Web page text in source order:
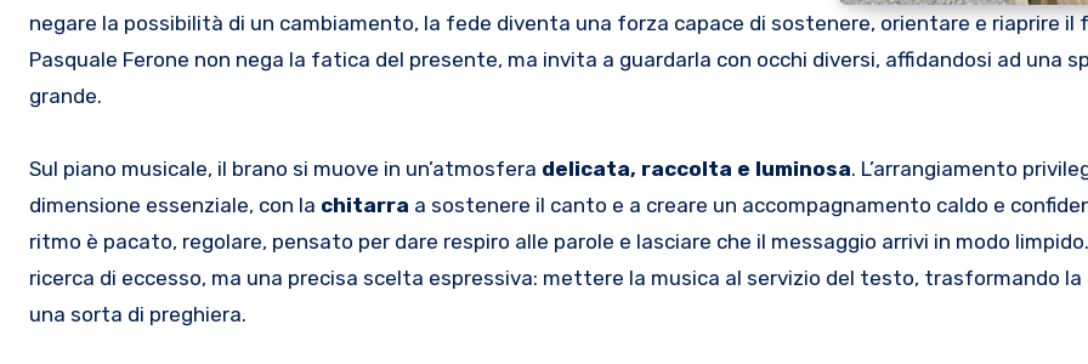
negare la possibilità di un cambiamento, la fede diventa una forza capace di sostenere, orientare e riaprire il
Pasquale Ferone non nega la fatica del presente, ma invita a guardarla con occhi diversi, affidandosi ad una
grande.
Sul piano musicale, il brano si muove in un’atmosfera delicata, raccolta e luminosa. L’arrangiamento
dimensione essenziale, con la chitarra a sostenere il canto e a creare un accompagnamento caldo e
ritmo è pacato, regolare, pensato per dare respiro alle parole e lasciare che il messaggio arrivi in modo limpido.
ricerca di eccesso, ma una precisa scelta espressiva: mettere la musica al servizio del testo, trasformando la
una sorta di preghiera.